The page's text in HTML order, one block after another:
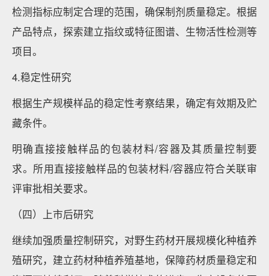
检测指标应制定合理的范围，确保制剂质量稳定。根据
产品特点，探索建立指纹或特征图谱、生物活性检测等
项目。
4.稳定性研究
根据生产规模样品的稳定性考察结果，确定有效期及贮
藏条件。
明确直接接触样品的包装材料/容器及其质量控制要
求。所用直接接触样品的包装材料/容器应符合关联审
评审批相关要求。
（四）上市后研究
继续加强质量控制研究，对野生药材开展规模化种植养
殖研究，建立药材种植养殖基地，保障药材质量稳定和